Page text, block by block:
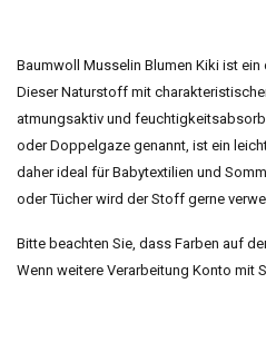
Baumwoll Musselin Blumen Kiki ist
Dieser Naturstoff mit
atmungsaktiv und
oder Doppelgaze genannt, ist ein
daher ideal für Babytextilien und
oder Tücher wird der Stoff gerne
Bitte beachten Sie, dass Farben auf
Wenn weitere Verarbeitung Konto mit